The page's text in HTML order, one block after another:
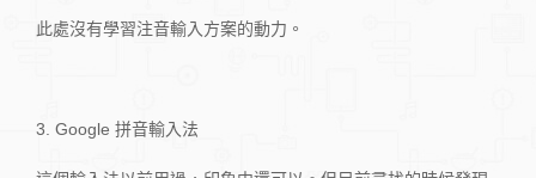
此處沒有學習注音輸入方案的動力。
3. Google 拼音輸入法